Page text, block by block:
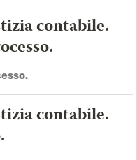
contabile.
.
contabile.